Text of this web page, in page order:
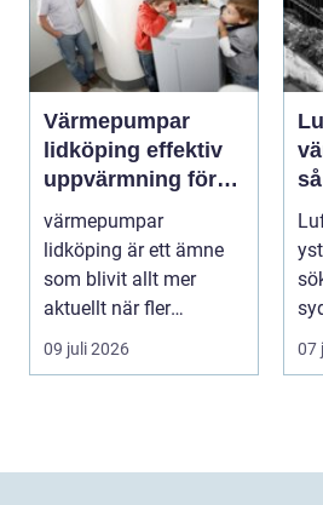
Värmepumpar
lidköping effektiv
uppvärmning för
hus och fastigheter
värmepumpar
lidköping är ett ämne
som blivit allt mer
aktuellt när fler
fastighetsägare vill
kombine...
09 juli 2026 07